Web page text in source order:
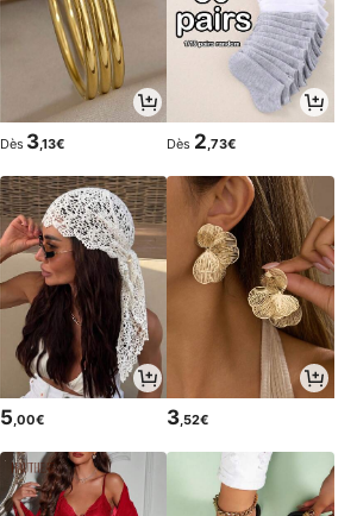
Dès 3,13€ Dès 2,73€
5,00€ 3,52€